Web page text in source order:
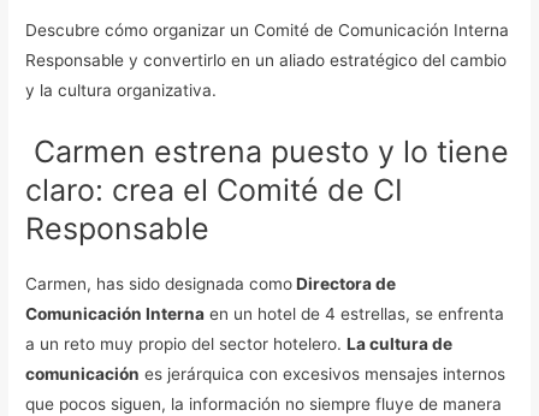
Descubre cómo organizar un Comité de Comunicación Interna
Responsable y convertirlo en un aliado estratégico del cambio
y la cultura organizativa.
Carmen estrena puesto y lo tiene
claro: crea el Comité de CI
Responsable
Carmen, has sido designada comoDirectora de
Comunicación Interna en un hotel de 4 estrellas, se enfrenta
a un reto muy propio del sector hotelero.La cultura de
comunicación es jerárquica con excesivos mensajes internos
que pocos siguen, la información no siempre fluye de manera